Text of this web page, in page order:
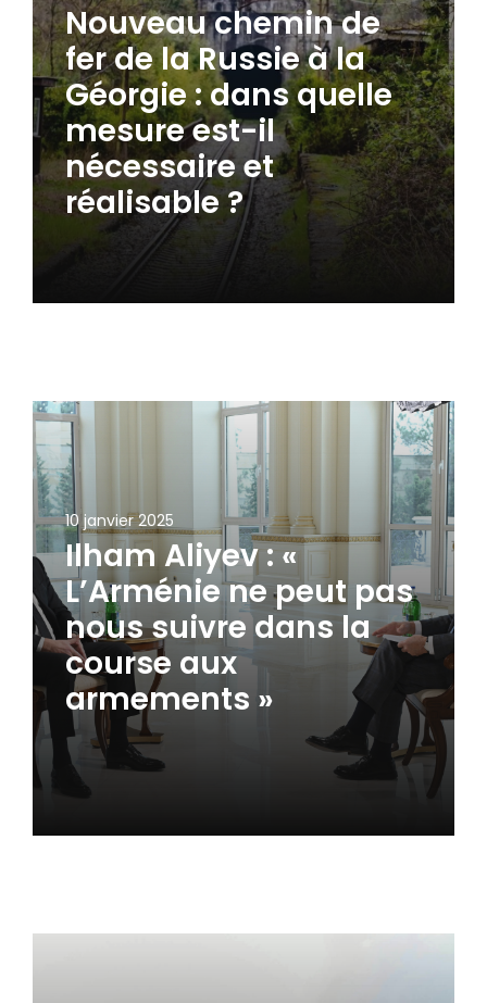
Nouveau chemin de
fer de la Russie à la
Géorgie : dans quelle
mesure est-il
nécessaire et
réalisable ?
10 janvier 2025
Ilham Aliyev : «
L’Arménie ne peut pas
nous suivre dans la
course aux
armements »